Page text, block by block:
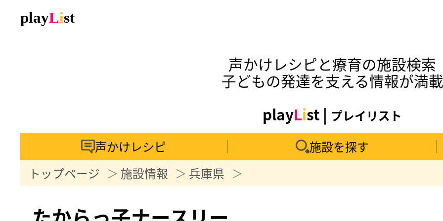
声かけレシピと療育の施設検索
子どもの発達を支える情報が満載
playList | プレイリスト
声かけレシピ
施設を探す
トップページ
施設情報 兵庫県